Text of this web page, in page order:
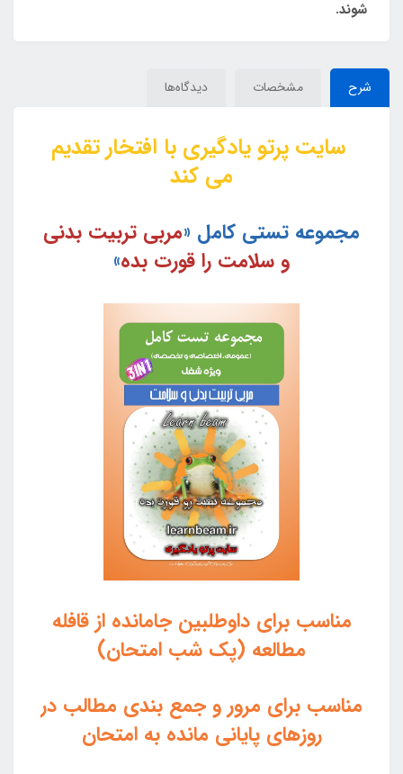
شوند.
شرح مشخصات دیدگاه‌ها
سایت پرتو یادگیری با افتخار تقدیم
می کند
مجموعه تستی کامل «مربی تربیت بدنی
و سلامت را قورت بده»
مناسب برای داوطلبین جامانده از قافله
مطالعه (پک شب امتحان)
مناسب برای مرور و جمع بندی مطالب در
روزهای پایانی مانده به امتحان